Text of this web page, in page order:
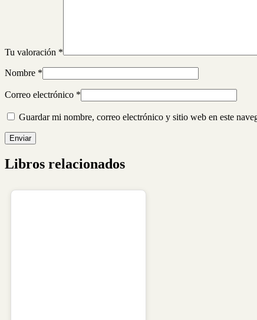
Tu valoración *
Nombre *
Correo electrónico *
Guardar mi nombre, correo electrónico y sitio web en este
Libros relacionados